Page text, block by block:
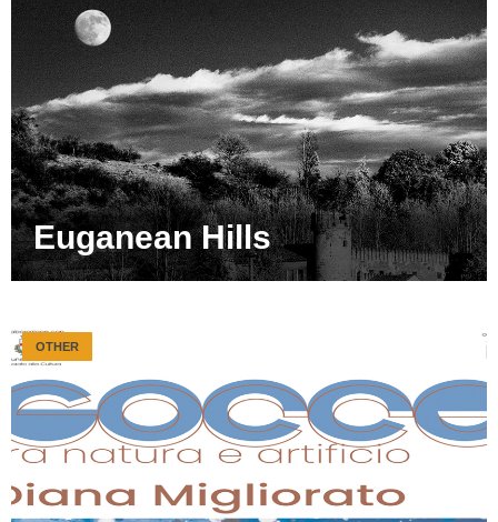
Euganean Hills
OTHER